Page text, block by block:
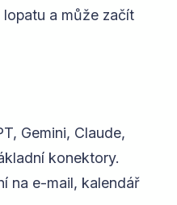
a může začít
Gemini, Claude,
konektory.
na e-mail, kalendář